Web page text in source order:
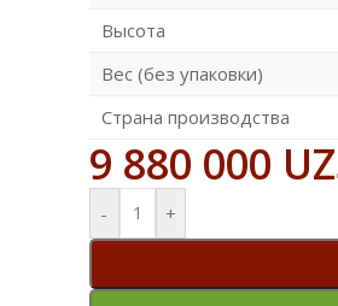
Высота
Вес (без упаковки)
Страна производства
9 880 000
- +